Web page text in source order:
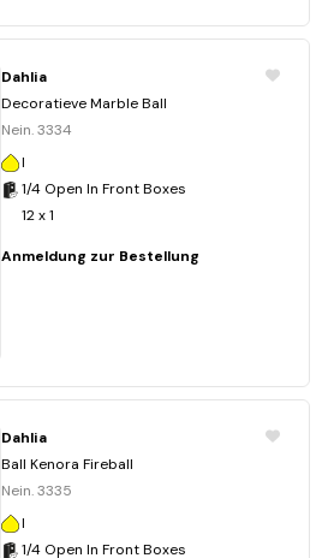
Dahlia
Decoratieve Marble Ball
Nein. 3334
I
1/4 Open In Front Boxes
12 x 1
Anmeldung zur Bestellung
Dahlia
Ball Kenora Fireball
Nein. 3335
I
1/4 Open In Front Boxes